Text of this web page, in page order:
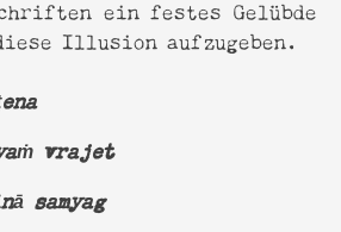
ein festes Gelübde
Illusion aufzugeben.
vrajet
samyag